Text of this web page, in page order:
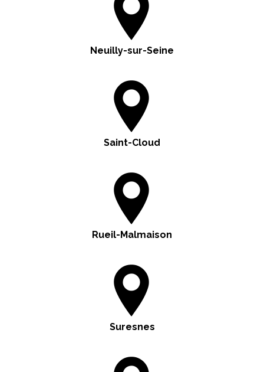
Neuilly-sur-Seine
Saint-Cloud
Rueil-Malmaison
Suresnes